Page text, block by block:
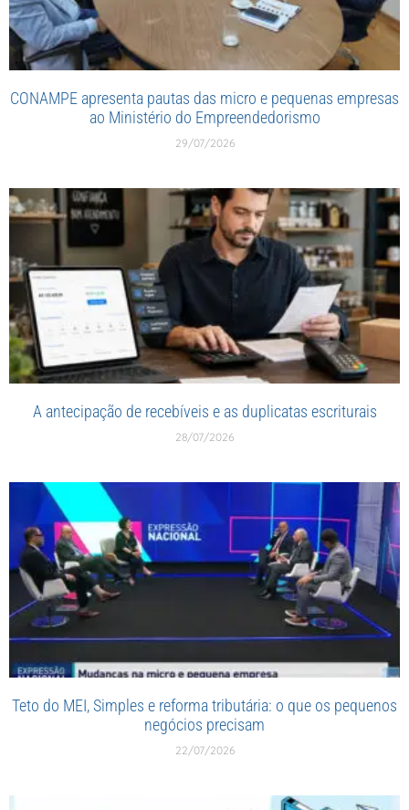
CONAMPE apresenta pautas das micro e pequenas empresas
ao Ministério do Empreendedorismo
29/07/2026
A antecipação de recebíveis e as duplicatas escriturais
28/07/2026
Teto do MEI, Simples e reforma tributária: o que os pequenos
negócios precisam
22/07/2026